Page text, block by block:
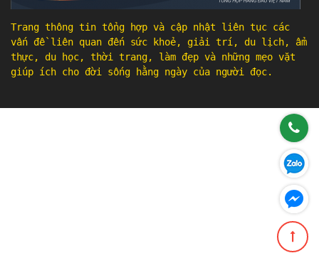
Trang thông tin tổng hợp và cập nhật liên tục các
vấn đề liên quan đến sức khoẻ, giải trí, du lịch, ẩm
thực, du học, thời trang, làm đẹp và những mẹo vặt
giúp ích cho đời sống hằng ngày của người đọc.